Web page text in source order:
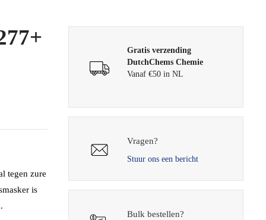
tegen zure
is
Gratis verzending
DutchChems Chemie
Vanaf €50 in NL
Vragen?
Stuur ons een bericht
Bulk bestellen?